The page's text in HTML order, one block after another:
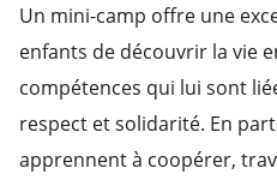
Un mini-camp offre une
enfants de découvrir la vie
compétences qui lui sont
respect et solidarité. En
apprennent à coopérer,